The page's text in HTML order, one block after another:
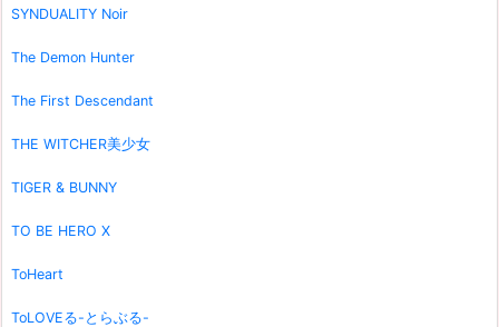
SYNDUALITY Noir
The Demon Hunter
The First Descendant
THE WITCHER美少女
TIGER & BUNNY
TO BE HERO X
ToHeart
ToLOVEる-とらぶる-